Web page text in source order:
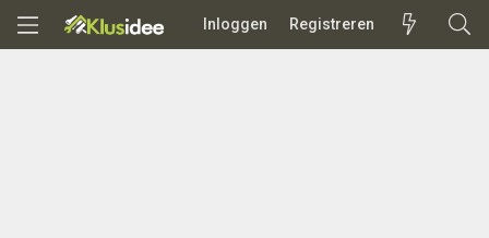
Inloggen Registreren